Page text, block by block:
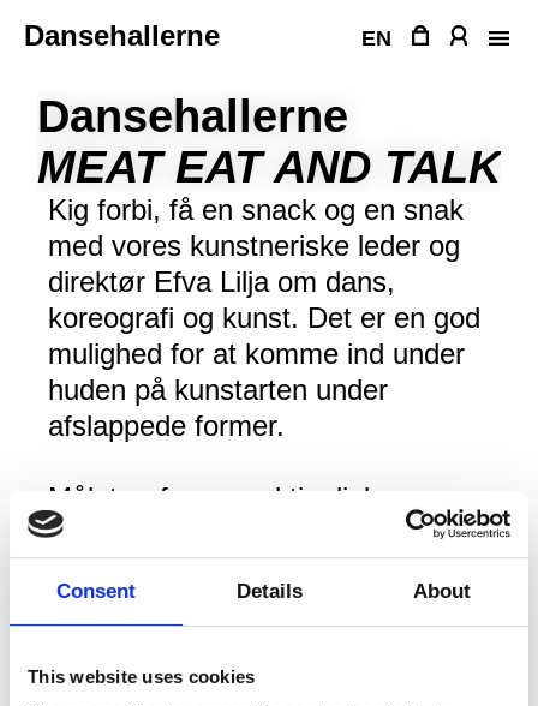
Consent Details About
This website uses cookies
Dansehallerne EN
Dansehallerne
MEAT EAT AND TALK
Kig forbi, få en snack og en snak
med vores kunstneriske leder og
direktør Efva Lilja om dans,
koreografi og kunst. Det er en god
mulighed for at komme ind under
huden på kunstarten under
afslappede former.
Målet er føre en aktiv dialog om
koreografisk scenekunst og dens
dialog med dig, jer og vores
viden og øge bevidstheden om